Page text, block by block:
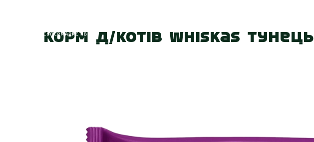
Корм д/котів Whiskas